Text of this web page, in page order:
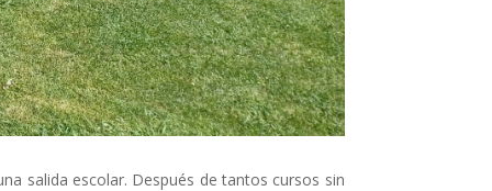
salida escolar. Después de tantos cursos sin